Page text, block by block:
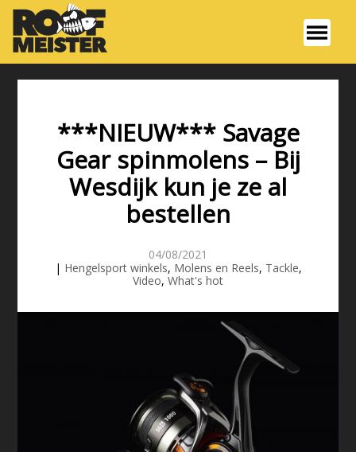
***NIEUW*** Savage
Gear spinmolens – Bij
Wesdijk kun je ze al
bestellen
04/08/2021
| Hengelsport winkels, Molens en Reels, Tackle,
Video, What's hot